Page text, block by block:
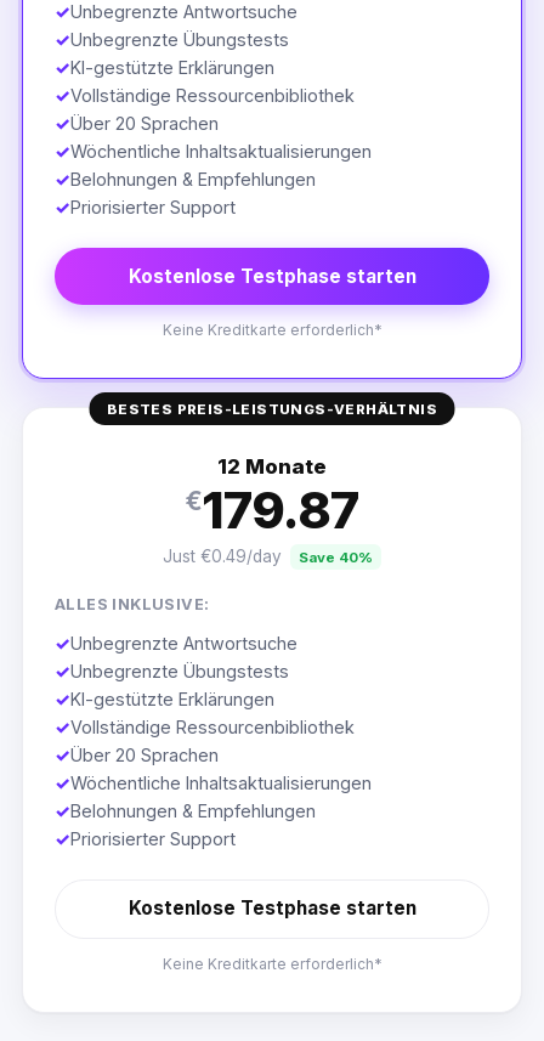
✓Unbegrenzte Antwortsuche
✓Unbegrenzte Übungstests
✓KI-gestützte Erklärungen
✓Vollständige Ressourcenbibliothek
✓Über 20 Sprachen
✓Wöchentliche Inhaltsaktualisierungen
✓Belohnungen & Empfehlungen
✓Priorisierter Support
Kostenlose Testphase starten
Keine Kreditkarte erforderlich*
BESTES PREIS-LEISTUNGS-VERHÄLTNIS
12 Monate
€179.87
Just €0.49/day Save 40%
ALLES INKLUSIVE:
✓Unbegrenzte Antwortsuche
✓Unbegrenzte Übungstests
✓KI-gestützte Erklärungen
✓Vollständige Ressourcenbibliothek
✓Über 20 Sprachen
✓Wöchentliche Inhaltsaktualisierungen
✓Belohnungen & Empfehlungen
✓Priorisierter Support
Kostenlose Testphase starten
Keine Kreditkarte erforderlich*